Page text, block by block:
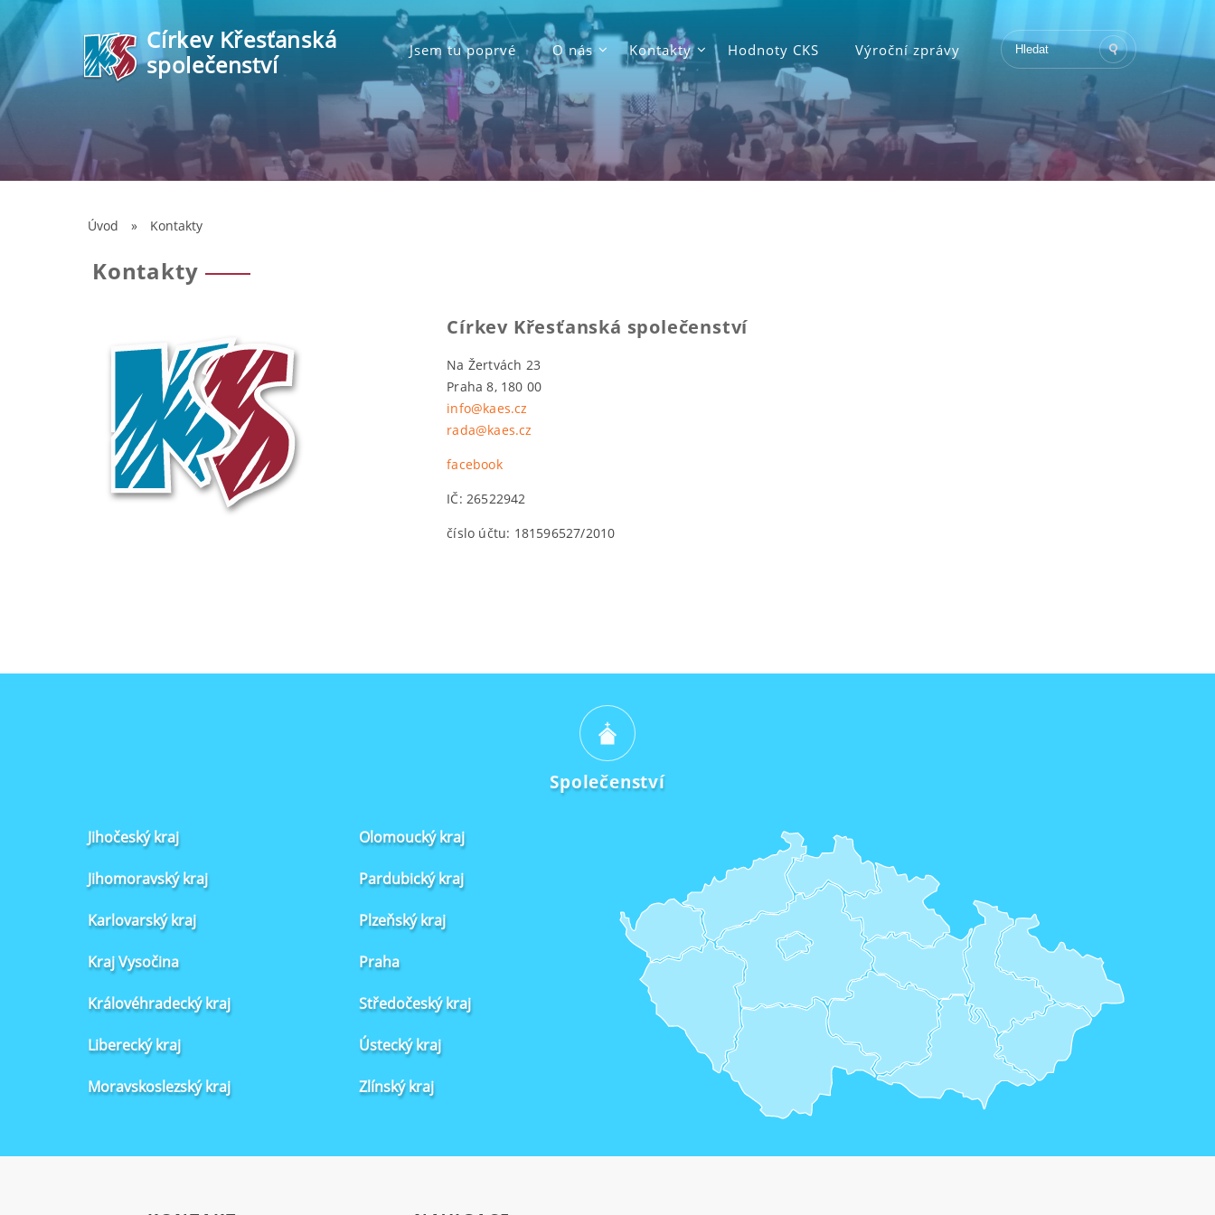
Církev Křesťanská
společenství
Jsem tu poprvé O nás Kontakty Hodnoty CKS Výroční zprávy
Úvod » Kontakty
Kontakty
Církev Křesťanská společenství
Na Žertvách 23
Praha 8, 180 00
info@kaes.cz
rada@kaes.cz
facebook
IČ: 26522942
číslo účtu: 181596527/2010
Společenství
Jihočeský kraj
Jihomoravský kraj
Karlovarský kraj
Kraj Vysočina
Královéhradecký kraj
Liberecký kraj
Moravskoslezský kraj
Olomoucký kraj
Pardubický kraj
Plzeňský kraj
Praha
Středočeský kraj
Ústecký kraj
Zlínský kraj